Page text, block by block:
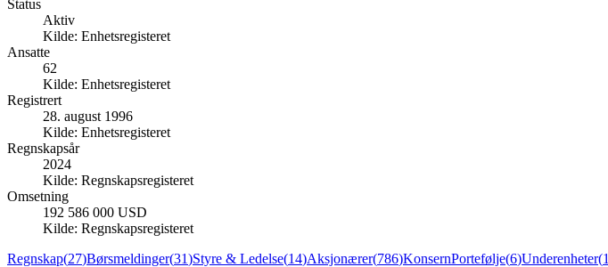
Status
Aktiv
Kilde: Enhetsregisteret
Ansatte
62
Kilde: Enhetsregisteret
Registrert
28. august 1996
Kilde: Enhetsregisteret
Regnskapsår
2024
Kilde: Regnskapsregisteret
Omsetning
192 586 000 USD
Kilde: Regnskapsregisteret
Regnskap(27)Børsmeldinger(31)Styre & Ledelse(14)Aksjonærer(786)KonsernPortefølje(6)Underenheter(1